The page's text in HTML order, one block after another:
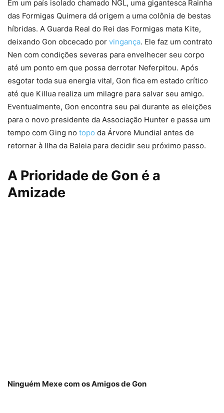
Em um país isolado chamado NGL, uma gigantesca Rainha
das Formigas Quimera dá origem a uma colônia de bestas
híbridas. A Guarda Real do Rei das Formigas mata Kite,
deixando Gon obcecado por vingança. Ele faz um contrato
Nen com condições severas para envelhecer seu corpo
até um ponto em que possa derrotar Neferpitou. Após
esgotar toda sua energia vital, Gon fica em estado crítico
até que Killua realiza um milagre para salvar seu amigo.
Eventualmente, Gon encontra seu pai durante as eleições
para o novo presidente da Associação Hunter e passa um
tempo com Ging no topo da Árvore Mundial antes de
retornar à Ilha da Baleia para decidir seu próximo passo.
A Prioridade de Gon é a
Amizade
Ninguém Mexe com os Amigos de Gon